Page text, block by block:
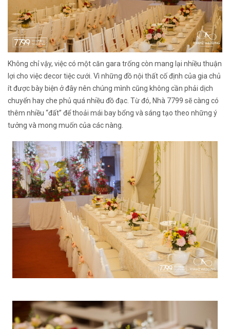
Không chỉ vậy, việc có một căn gara trống còn mang lại nhiều thuận
lợi cho việc decor tiệc cưới. Vì những đồ nội thất cố định của gia chủ
ít được bày biện ở đây nên chúng mình cũng không cần phải dịch
chuyển hay che phủ quá nhiều đồ đạc. Từ đó, Nhà 7799 sẽ càng có
thêm nhiều “đất” để thoải mái bay bổng và sáng tạo theo những ý
tưởng và mong muốn của các nàng.